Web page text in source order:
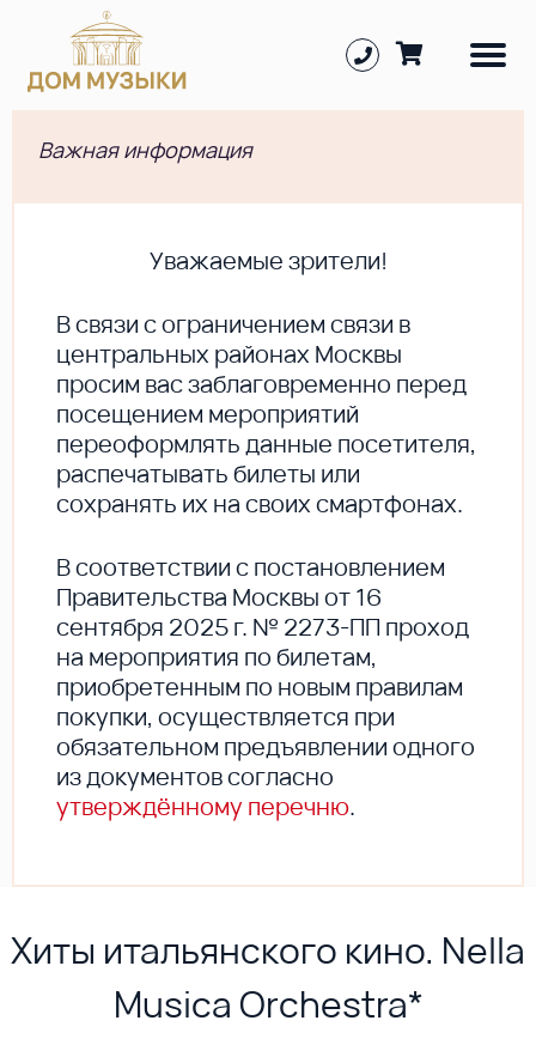
Важная информация
Уважаемые зрители!
В cвязи с ограничением связи в
центральных районах Москвы
просим вас заблаговременно перед
посещением мероприятий
переоформлять данные посетителя,
распечатывать билеты или
сохранять их на своих смартфонах.
В соответствии с постановлением
Правительства Москвы от 16
сентября 2025 г. № 2273-ПП проход
на мероприятия по билетам,
приобретенным по новым правилам
покупки, осуществляется при
обязательном предъявлении одного
из документов согласно
утверждённому перечню.
Хиты итальянского кино. Nella
Musica Orchestra*